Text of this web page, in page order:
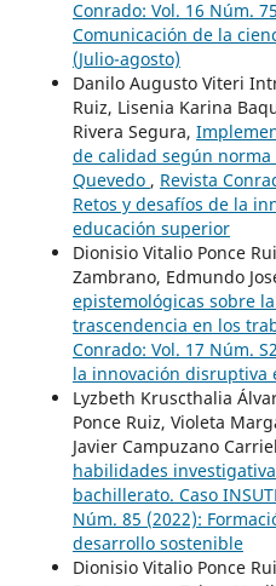
Conrado: Vol. 16 Núm.
Comunicación de la
(Julio-agosto)
Danilo Augusto Viteri
Ruiz, Lisenia Karina
Rivera Segura,
de calidad según norma
Quevedo , Revista
Retos y desafíos de la
educación superior
Dionisio Vitalio Ponce
Zambrano, Edmundo
epistemológicas sobre
trascendencia en los
Conrado: Vol. 17 Núm.
la innovación disruptiva
Lyzbeth Kruscthalia
Ponce Ruiz, Violeta
Javier Campuzano
habilidades
bachillerato. Caso
Núm. 85 (2022):
desarrollo sostenible
Dionisio Vitalio Ponce